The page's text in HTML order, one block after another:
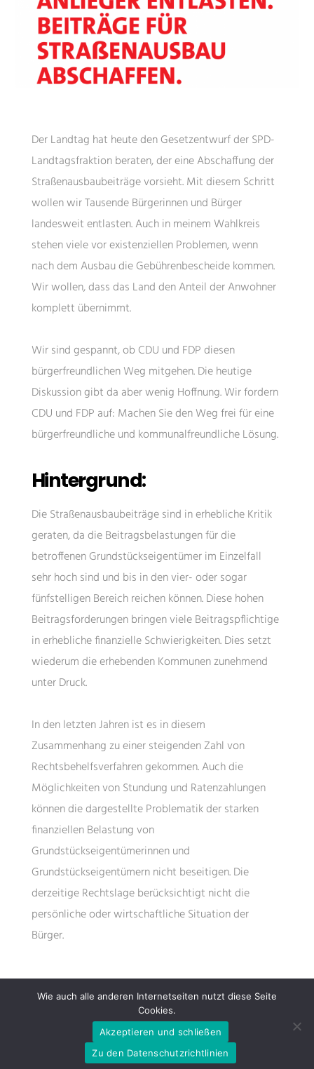
Der Landtag hat heute den Gesetzentwurf der SPD-
Landtagsfraktion beraten, der eine Abschaffung der
Straßenausbaubeiträge vorsieht. Mit diesem Schritt
wollen wir Tausende Bürgerinnen und Bürger
landesweit entlasten. Auch in meinem Wahlkreis
stehen viele vor existenziellen Problemen, wenn
nach dem Ausbau die Gebührenbescheide kommen.
Wir wollen, dass das Land den Anteil der Anwohner
komplett übernimmt.
Wir sind gespannt, ob CDU und FDP diesen
bürgerfreundlichen Weg mitgehen. Die heutige
Diskussion gibt da aber wenig Hoffnung. Wir fordern
CDU und FDP auf: Machen Sie den Weg frei für eine
bürgerfreundliche und kommunalfreundliche Lösung.
Hintergrund:
Die Straßenausbaubeiträge sind in erhebliche Kritik
geraten, da die Beitragsbelastungen für die
betroffenen Grundstückseigentümer im Einzelfall
sehr hoch sind und bis in den vier- oder sogar
fünfstelligen Bereich reichen können. Diese hohen
Beitragsforderungen bringen viele Beitragspflichtige
in erhebliche finanzielle Schwierigkeiten. Dies setzt
wiederum die erhebenden Kommunen zunehmend
unter Druck.
In den letzten Jahren ist es in diesem
Zusammenhang zu einer steigenden Zahl von
Rechtsbehelfsverfahren gekommen. Auch die
Möglichkeiten von Stundung und Ratenzahlungen
können die dargestellte Problematik der starken
finanziellen Belastung von
Grundstückseigentümerinnen und
Grundstückseigentümern nicht beseitigen. Die
derzeitige Rechtslage berücksichtigt nicht die
persönliche oder wirtschaftliche Situation der
Bürger.
ANLIEGER ANWOHNER BÜRGER
KOMMUNE NRW
RÜDIGER WEISS SPD
Wie auch alle anderen Internetseiten nutzt diese Seite
Cookies.
Akzeptieren und schließen
Zu den Datenschutzrichtlinien